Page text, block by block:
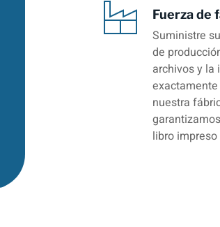
Fuerza de
Suministre
de
archivos y la
nuestra
libro impreso